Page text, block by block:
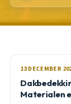
13 DECEMBER
Materialen